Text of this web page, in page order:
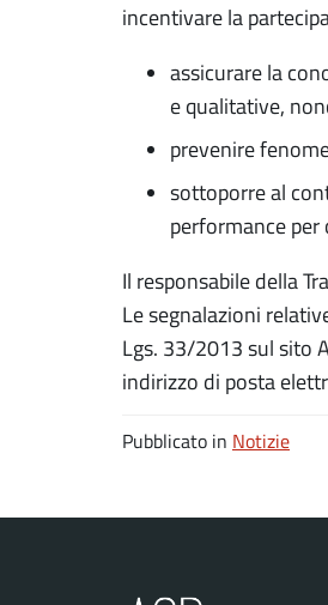
incentivare la
assicurare la
e qualitative,
prevenire
sottoporre al
performance
Il responsabile della
Le segnalazioni
Lgs. 33/2013 sul sito
indirizzo di posta
Pubblicato in Notizie